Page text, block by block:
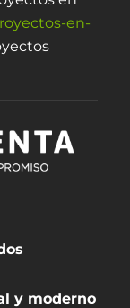
en-
y moderno